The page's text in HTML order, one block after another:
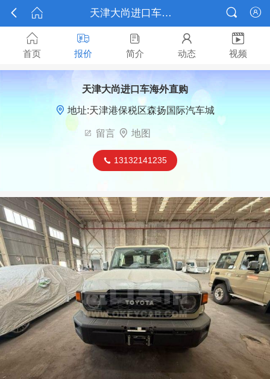
  天津大尚进口车海外直购报价 


首页

报价

简介

动态

视频
天津大尚进口车海外直购
 地址:天津港保税区森扬国际汽车城
 留言  地图
 13132141235